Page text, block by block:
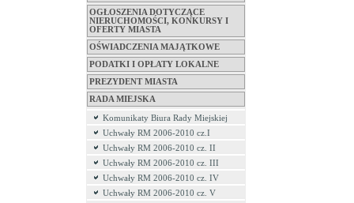
OGŁOSZENIA DOTYCZĄCE
NIERUCHOMOŚCI, KONKURSY I
OFERTY MIASTA
OŚWIADCZENIA MAJĄTKOWE
PODATKI I OPŁATY LOKALNE
PREZYDENT MIASTA
RADA MIEJSKA
Komunikaty Biura Rady Miejskiej
Uchwały RM 2006-2010 cz.I
Uchwały RM 2006-2010 cz. II
Uchwały RM 2006-2010 cz. III
Uchwały RM 2006-2010 cz. IV
Uchwały RM 2006-2010 cz. V